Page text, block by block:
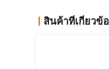
สินค้าที่เกี่ยวข้